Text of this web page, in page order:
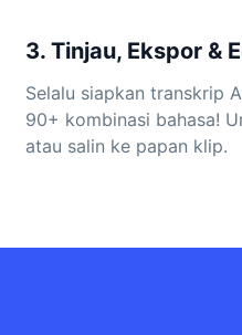
3. Tinjau, Ekspor &
Selalu siapkan transkrip
90+ kombinasi bahasa!
atau salin ke papan klip.